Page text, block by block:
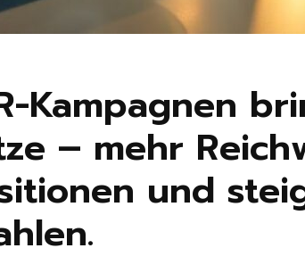
Kampagnen
– mehr
und